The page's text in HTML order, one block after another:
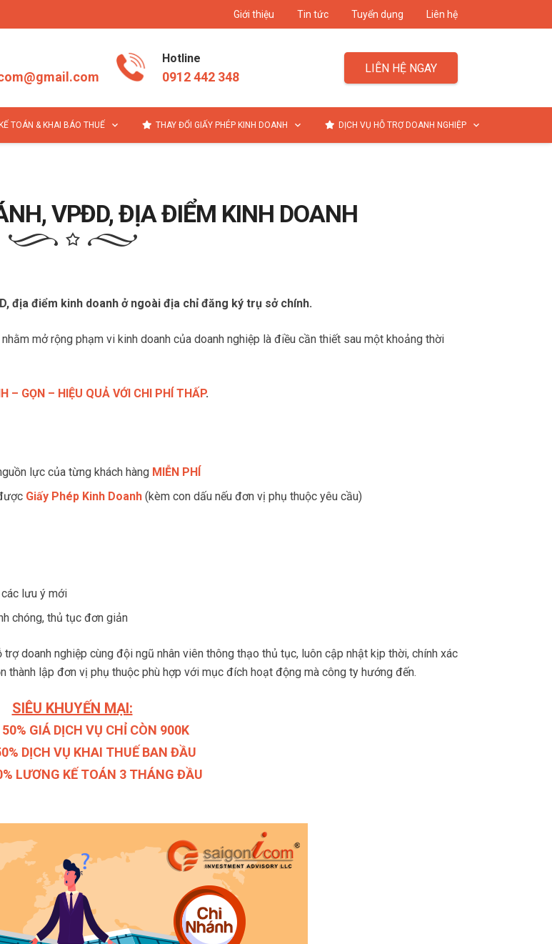
Giới thiệu Tin tức Tuyển dụng Liên hệ
Hotline
0912 442 348
LIÊN HỆ NGAY
KẾ TOÁN & KHAI BÁO THUẾ THAY ĐỔI GIẤY PHÉP KINH DOANH DỊCH VỤ HỖ TRỢ DOANH NGHIỆP
VPĐD, ĐỊA ĐIỂM KINH DOANH
địa điểm kinh doanh ở ngoài địa chỉ đăng ký trụ sở chính.
mở rộng phạm vi kinh doanh của doanh nghiệp là điều cần thiết sau một khoảng thời
– GỌN – HIỆU QUẢ VỚI CHI PHÍ THẤP.
lực của từng khách hàng MIỄN PHÍ
Giấy Phép Kinh Doanh (kèm con dấu nếu đơn vị phụ thuộc yêu cầu)
lưu ý mới
chóng, thủ tục đơn giản
doanh nghiệp cùng đội ngũ nhân viên thông thạo thủ tục, luôn cập nhật kịp thời, chính xác
thành lập đơn vị phụ thuộc phù hợp với mục đích hoạt động mà công ty hướng đến.
SIÊU KHUYẾN MẠI:
GIÁ DỊCH VỤ CHỈ CÒN 900K
DỊCH VỤ KHAI THUẾ BAN ĐẦU
LƯƠNG KẾ TOÁN 3 THÁNG ĐẦU